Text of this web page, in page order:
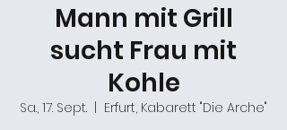
Mann mit Grill
sucht Frau mit
Kohle
Sa., 17. Sept.
Erfurt, Kabarett "Die Arche"